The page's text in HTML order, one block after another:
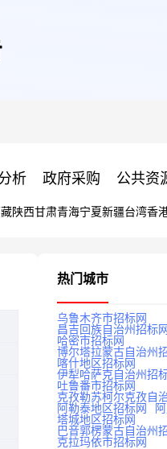
析 政府采购 公共资
陕西甘肃青海宁夏新疆台湾香
热门城市
乌鲁木齐市招标网
昌吉回族自治州招标网
哈密市招标网
博尔塔拉蒙古自治州
喀什地区招标网
伊犁哈萨克自治州招
吐鲁番市招标网
克孜勒苏柯尔克孜自
阿勒泰地区招标网
塔城地区招标网
巴音郭楞蒙古自治州
克拉玛依市招标网